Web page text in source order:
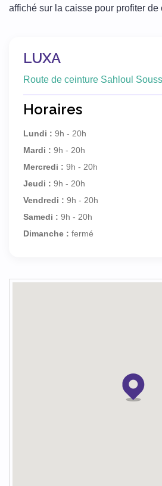
affiché sur la caisse pour profiter de
LUXA
Route de ceinture Sahloul
Horaires
Lundi : 9h - 20h
Mardi : 9h - 20h
Mercredi : 9h - 20h
Jeudi : 9h - 20h
Vendredi : 9h - 20h
Samedi : 9h - 20h
Dimanche : fermé